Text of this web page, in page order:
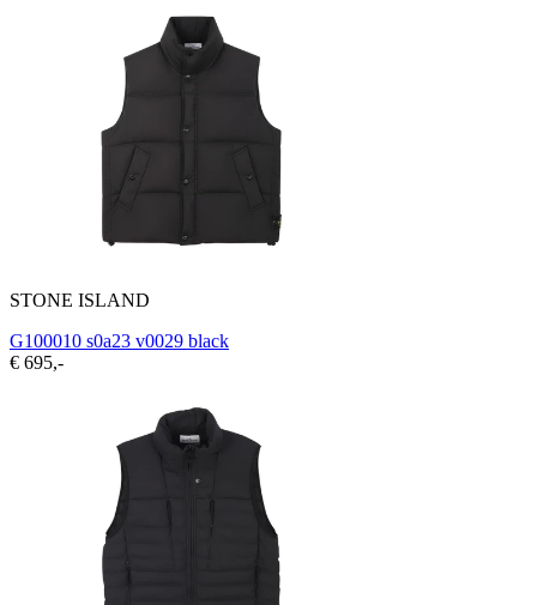
STONE ISLAND
G100010 s0a23 v0029 black
€ 695,-